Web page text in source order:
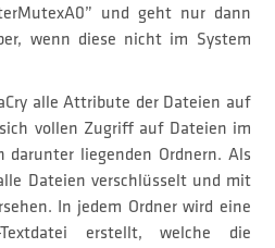
und geht nur dann
wenn diese nicht im System
alle Attribute der Dateien auf
vollen Zugriff auf Dateien im
darunter liegenden Ordnern. Als
Dateien verschlüsselt und mit
In jedem Ordner wird eine
Textdatei erstellt, welche die